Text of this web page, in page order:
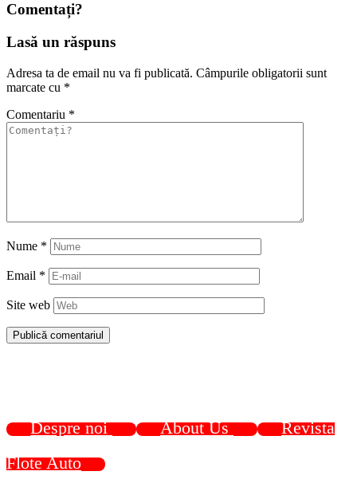
Comentați?
Lasă un răspuns
Adresa ta de email nu va fi publicată. Câmpurile obligatorii sunt
marcate cu *
Comentariu *
Nume *
Email *
Site web
Despre noi About Us
Revista
Flote Auto